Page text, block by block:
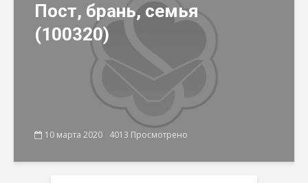
Пост, брань, семья
(100320)
10 марта 2020 4013 Просмотрено